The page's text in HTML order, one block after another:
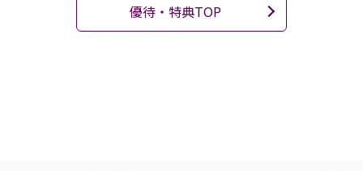
優待・特典TOP